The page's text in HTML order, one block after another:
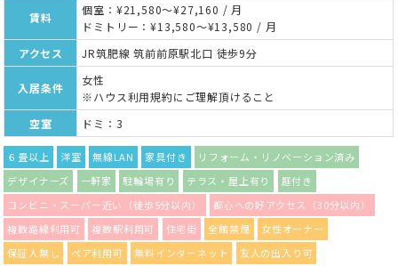
賃料
個室：¥21,580～¥27,160 / 月
ドミトリー：¥13,580～¥13,580 / 月
アクセス
JR筑肥線 筑前前原駅北口 徒歩9分
入居条件
女性
※ハウス利用規約にご理解頂けること
空室
ドミ：3
６畳以上 洋室 無線LAN 家具付き
リフォーム・リノベーション済み
デザイナーズ
一軒家 駐輪場有り テラス・屋上有り
庭付き
コンビニ・スーパー近い（徒歩5分以内）
都心への好アクセス（30分以内）
複数路線利用可
複数駅利用可 住宅街 全館禁煙
女性オーナー
保証人無し
ペア利用可 無料インターネット 友人の出入り可